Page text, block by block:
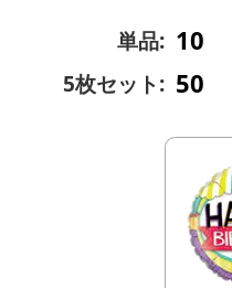
単品: 10
5枚セット: 50